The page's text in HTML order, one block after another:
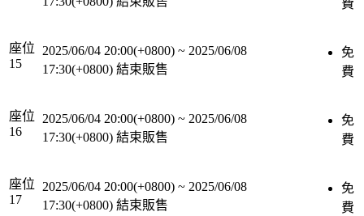
費
座位
15
2025/06/04 20:00(+0800) ~ 2025/06/08
17:30(+0800) 結束販售
免
費
座位
16
2025/06/04 20:00(+0800) ~ 2025/06/08
17:30(+0800) 結束販售
免
費
座位
17
2025/06/04 20:00(+0800) ~ 2025/06/08
17:30(+0800) 結束販售
免
費